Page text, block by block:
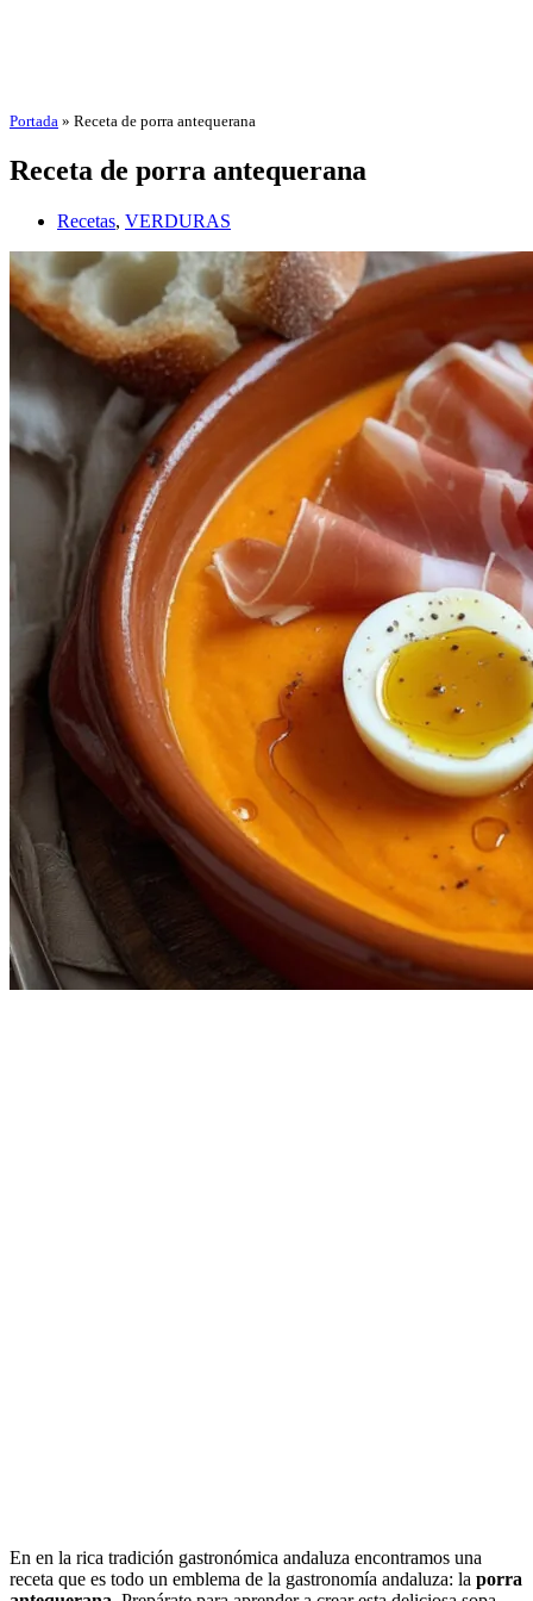
Portada » Receta de porra antequerana
Receta de porra antequerana
Recetas, VERDURAS
En en la rica tradición gastronómica andaluza encontramos una
receta que es todo un emblema de la gastronomía andaluza: la porra